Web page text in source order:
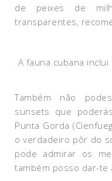
de peixes de
transparentes,
A fauna cubana
Também não
sunsets que
Punta Gorda
o verdadeiro pôr do
pode admirar os
também posso dar-te